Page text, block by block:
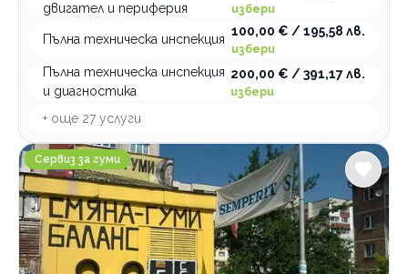
двигател и периферия
избери
Пълна техническа инспекция
100,00 € / 195,58 лв.
избери
Пълна техническа инспекция
и диагностика
200,00 € / 391,17 лв.
избери
+ още 27 услуги
Сервиз за гуми Help TYRES LTD
Сервиз за гуми
Превозни средства под наем
Пътна помощ
Сервиз за гуми
По домовете
Изчисти